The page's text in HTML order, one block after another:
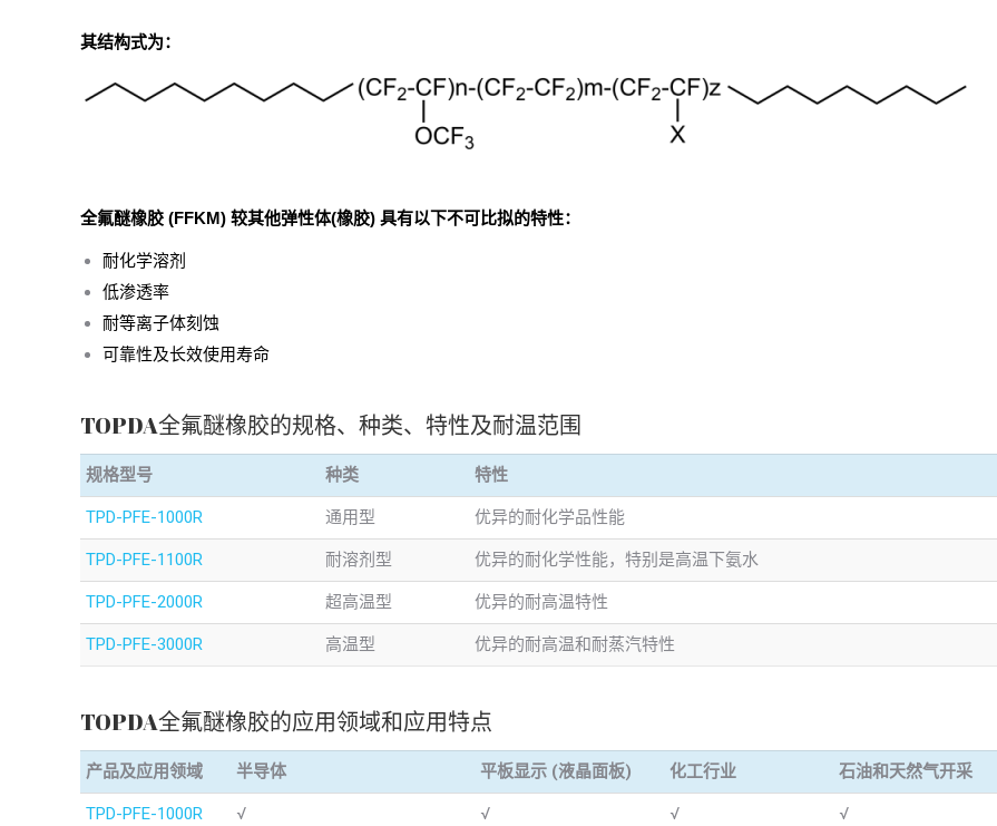
其结构式为：
全氟醚橡胶 (FFKM) 较其他弹性体(橡胶) 具有以下不可比拟的特性：
耐化学溶剂
低渗透率
耐等离子体刻蚀
可靠性及长效使用寿命
TOPDA全氟醚橡胶的规格、种类、特性及耐温范围
规格型号 种类 特性
TPD-PFE-1000R 通用型 优异的耐化学品性能
TPD-PFE-1100R 耐溶剂型 优异的耐化学性能，特别是高温下氨水
TPD-PFE-2000R 超高温型 优异的耐高温特性
TPD-PFE-3000R 高温型 优异的耐高温和耐蒸汽特性
TOPDA全氟醚橡胶的应用领域和应用特点
产品及应用领域 半导体 平板显示 (液晶面板) 化工行业 石油和天然气开采
TPD-PFE-1000R √ √ √ √